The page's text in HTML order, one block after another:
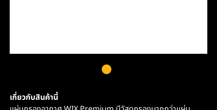
เกี่ยวกับสินค้านี้